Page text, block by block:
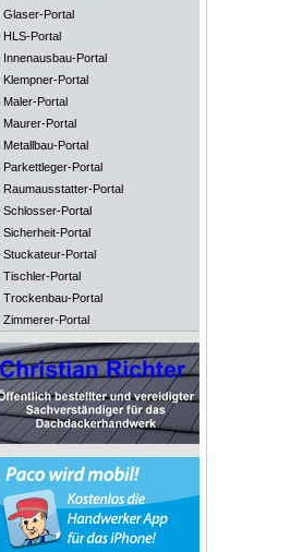
Glaser-Portal
HLS-Portal
Innenausbau-Portal
Klempner-Portal
Maler-Portal
Maurer-Portal
Metallbau-Portal
Parkettleger-Portal
Raumausstatter-Portal
Schlosser-Portal
Sicherheit-Portal
Stuckateur-Portal
Tischler-Portal
Trockenbau-Portal
Zimmerer-Portal